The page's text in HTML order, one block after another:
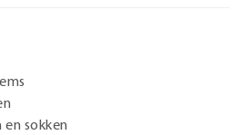
sokken